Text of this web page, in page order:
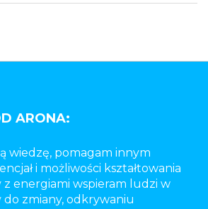
ARONA:
wiedzę, pomagam innym
i możliwości kształtowania
z energiami wspieram ludzi w
do zmiany, odkrywaniu